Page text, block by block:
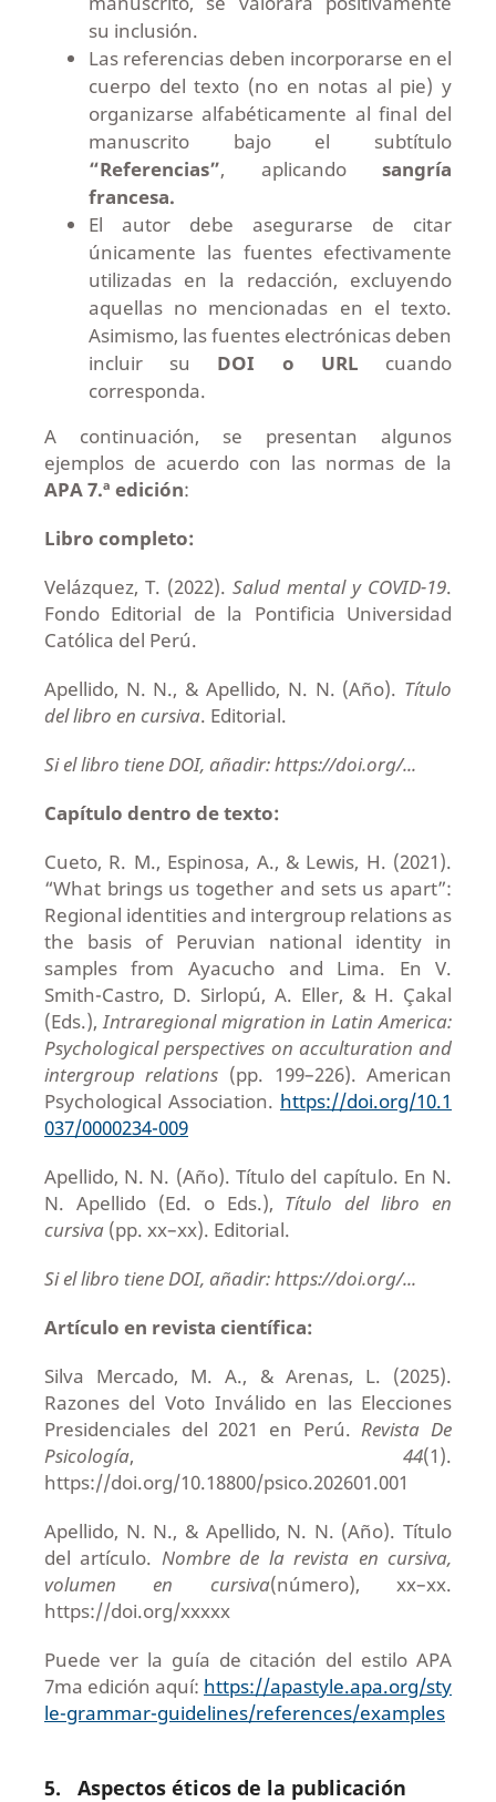
su inclusión.
Las referencias deben incorporarse en el
cuerpo del texto (no en notas al pie) y
organizarse alfabéticamente al final del
manuscrito bajo el subtítulo
“Referencias”, aplicandosangría
francesa.
El autor debe asegurarse de citar
únicamente las fuentes efectivamente
utilizadas en la redacción, excluyendo
aquellas no mencionadas en el texto.
Asimismo, las fuentes electrónicas deben
incluir su DOI o URL cuando
corresponda.
A continuación, se presentan algunos
ejemplos de acuerdo con las normas de la
APA 7.ª edición:
Libro completo:
Velázquez, T. (2022). Salud mental y COVID-19.
Fondo Editorial de la Pontificia Universidad
Católica del Perú.
Apellido, N. N., & Apellido, N. N. (Año). Título
del libro en cursiva. Editorial.
Si el libro tiene DOI, añadir: https://doi.org/...
Capítulo dentro de texto:
Cueto, R. M., Espinosa, A., & Lewis, H. (2021).
“What brings us together and sets us apart”:
Regional identities and intergroup relations as
the basis of Peruvian national identity in
samples from Ayacucho and Lima. En V.
Smith-Castro, D. Sirlopú, A. Eller, & H. Çakal
(Eds.),Intraregional migration in Latin America:
Psychological perspectives on acculturation and
intergroup relations (pp. 199–226). American
Psychological Association. https://doi.org/10.1
037/0000234-009
Apellido, N. N. (Año). Título del capítulo. En N.
N. Apellido (Ed. o Eds.), Título del libro en
cursiva(pp. xx–xx). Editorial.
Si el libro tiene DOI, añadir: https://doi.org/...
Artículo en revista científica:
Silva Mercado, M. A., & Arenas, L. (2025).
Razones del Voto Inválido en las Elecciones
Presidenciales del 2021 en Perú.Revista De
Psicología,44(1).
https://doi.org/10.18800/psico.202601.001
Apellido, N. N., & Apellido, N. N. (Año). Título
del artículo. Nombre de la revista en cursiva,
volumen en cursiva(número), xx–xx.
https://doi.org/xxxxx
Puede ver la guía de citación del estilo APA
7ma edición aquí: https://apastyle.apa.org/sty
le-grammar-guidelines/references/examples
5. Aspectos éticos de la publicación